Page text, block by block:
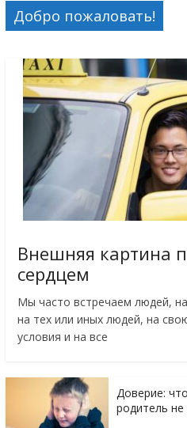
Добро пожаловать!
Внешняя картина
сердцем
Мы часто встречаем людей,
на тех или иных людей, на
условия и на все
Доверие:
родитель